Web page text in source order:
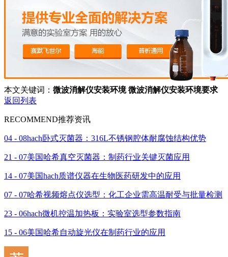
本文关键词： 微波消解仪安装环境 微波消解仪安装环境要求
返回列表
RECOMMEND推荐资讯
04 - 08hach卧式灭菌器：316L不锈钢腔体耐腐蚀结构优势
21 - 07美国哈希真空灭菌器：制药行业关键灭菌应用
14 - 07美国hach质谱仪器在生物医药研发中的应用
07 - 07哈希视频熔点仪选型：化工企业需高温耐受与批量检测
23 - 06hach微机控温加热板：实验室选型参数指南
15 - 06美国哈希自动旋光仪在制药行业的应用